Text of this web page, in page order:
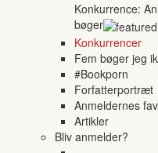
Konkurrence:
bøger
Konkurrencer
Fem bøger jeg
#Bookporn
Forfatterportræt
Anmeldernes
Artikler
Bliv anmelder?